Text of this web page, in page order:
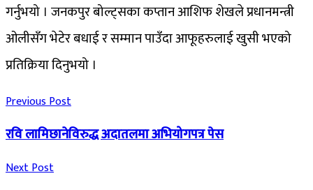
गर्नुभयो । जनकपुर बोल्ट्सका कप्तान आशिफ शेखले प्रधानमन्त्री
ओलीसँग भेटेर बधाई र सम्मान पाउँदा आफूहरुलाई खुसी भएको
प्रतिक्रिया दिनुभयो ।
Previous Post
रवि लामिछानेविरुद्ध अदातलमा अभियोगपत्र पेस
Next Post